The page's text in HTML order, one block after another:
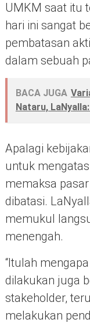
UMKM saat itu
hari ini sangat
pembatasan
dalam sebuah
BACA JUGA
Nataru,
Apalagi
untuk
memaksa
dibatasi.
memukul
menengah.
“Itulah
dilakukan juga
stakeholder,
melakukan